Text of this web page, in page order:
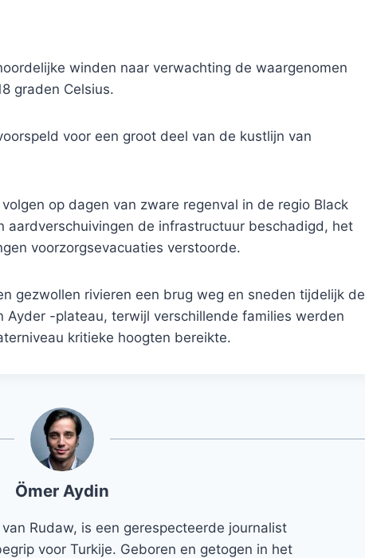
winden naar verwachting de waargenomen
graden Celsius.
voor een groot deel van de kustlijn van
op dagen van zware regenval in de regio Black
aardverschuivingen de infrastructuur beschadigd, het
voorzorgsevacuaties verstoorde.
gezwollen rivieren een brug weg en sneden tijdelijk de
-plateau, terwijl verschillende families werden
kritieke hoogten bereikte.
Ömer Aydin
Rudaw, is een gerespecteerde journalist
voor Turkije. Geboren en getogen in het